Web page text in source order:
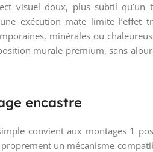
visuel doux, plus subtil qu’un
exécution mate limite l’effet
minérales ou
murale premium, sans
encastre
convient aux montages 1
un mécanisme